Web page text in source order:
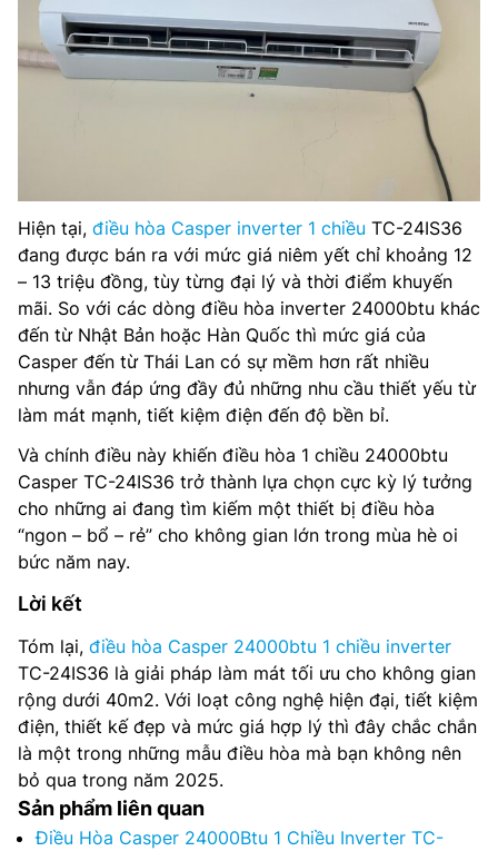
Hiện tại, điều hòa Casper inverter 1 chiều TC-24IS36
đang được bán ra với mức giá niêm yết chỉ khoảng 12
– 13 triệu đồng, tùy từng đại lý và thời điểm khuyến
mãi. So với các dòng điều hòa inverter 24000btu khác
đến từ Nhật Bản hoặc Hàn Quốc thì mức giá của
Casper đến từ Thái Lan có sự mềm hơn rất nhiều
nhưng vẫn đáp ứng đầy đủ những nhu cầu thiết yếu từ
làm mát mạnh, tiết kiệm điện đến độ bền bỉ.
Và chính điều này khiến điều hòa 1 chiều 24000btu
Casper TC-24IS36 trở thành lựa chọn cực kỳ lý tưởng
cho những ai đang tìm kiếm một thiết bị điều hòa
“ngon – bổ – rẻ” cho không gian lớn trong mùa hè oi
bức năm nay.
Lời kết
Tóm lại, điều hòa Casper 24000btu 1 chiều inverter
TC-24IS36 là giải pháp làm mát tối ưu cho không gian
rộng dưới 40m2. Với loạt công nghệ hiện đại, tiết kiệm
điện, thiết kế đẹp và mức giá hợp lý thì đây chắc chắn
là một trong những mẫu điều hòa mà bạn không nên
bỏ qua trong năm 2025.
Sản phẩm liên quan
Điều Hòa Casper 24000Btu 1 Chiều Inverter TC-